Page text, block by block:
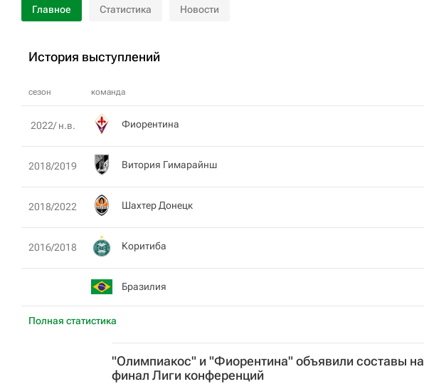
Главное Статистика Новости
История выступлений
сезон команда
Полная статистика
2022/ н.в. Фиорентина
2018/2019 Витория Гимарайнш
2018/2022 Шахтер Донецк
2016/2018 Коритиба
Бразилия
"Олимпиакос" и "Фиорентина" объявили составы на
финал Лиги конференций